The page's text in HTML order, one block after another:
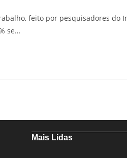
feito por pesquisadores do
se…
Mais Lidas